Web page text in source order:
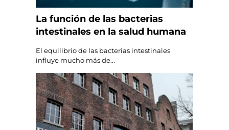
La función de las bacterias
intestinales en la salud humana
El equilibrio de las bacterias intestinales
influye mucho más de...